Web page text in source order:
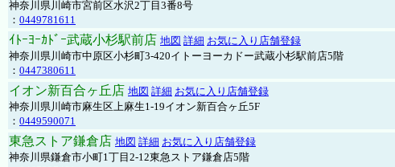
神奈川県川崎市宮前区水沢2丁目3番8号
： 0449781611
ｲﾄｰﾖｰｶﾄﾞｰ武蔵小杉駅前店 地図 詳細 お気に入り店舗登録
神奈川県川崎市中原区小杉町3-420イトーヨーカドー武蔵小杉駅前店5階
： 0447380611
イオン新百合ヶ丘店 地図 詳細 お気に入り店舗登録
神奈川県川崎市麻生区上麻生1-19イオン新百合ヶ丘5F
： 0449590071
東急ストア鎌倉店 地図 詳細 お気に入り店舗登録
神奈川県鎌倉市小町1丁目2-12東急ストア鎌倉店5階